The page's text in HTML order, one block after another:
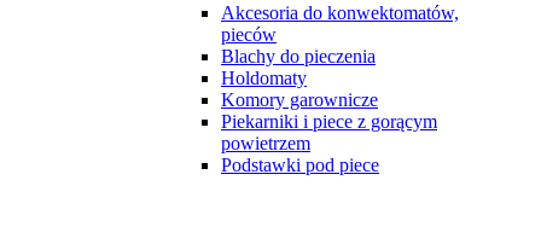
Akcesoria do konwektomatów,
pieców
Blachy do pieczenia
Holdomaty
Komory garownicze
Piekarniki i piece z gorącym
powietrzem
Podstawki pod piece